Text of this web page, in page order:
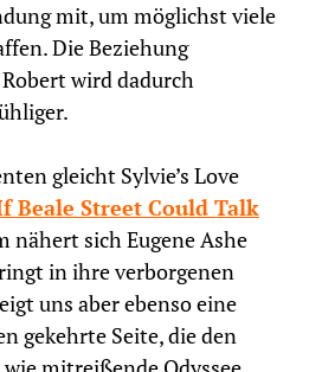
mit, um möglichst viele
Die Beziehung
wird dadurch
gleicht Sylvie’s Love
Beale Street Could Talk
nähert sich Eugene Ashe
in ihre verborgenen
uns aber ebenso eine
gekehrte Seite, die den